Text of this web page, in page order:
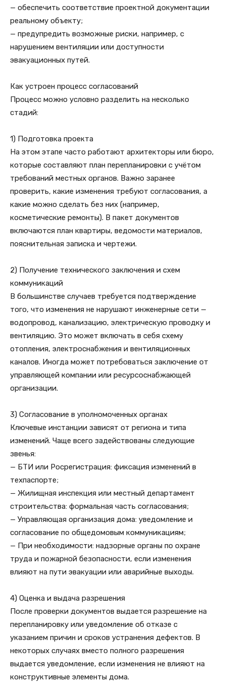
— обеспечить соответствие проектной документации
реальному объекту;
— предупредить возможные риски, например, с
нарушением вентиляции или доступности
эвакуационных путей.
Как устроен процесс согласований
Процесс можно условно разделить на несколько
стадий:
1) Подготовка проекта
На этом этапе часто работают архитекторы или бюро,
которые составляют план перепланировки с учётом
требований местных органов. Важно заранее
проверить, какие изменения требуют согласования, а
какие можно сделать без них (например,
косметические ремонты). В пакет документов
включаются план квартиры, ведомости материалов,
пояснительная записка и чертежи.
2) Получение технического заключения и схем
коммуникаций
В большинстве случаев требуется подтверждение
того, что изменения не нарушают инженерные сети —
водопровод, канализацию, электрическую проводку и
вентиляцию. Это может включать в себя схему
отопления, электроснабжения и вентиляционных
каналов. Иногда может потребоваться заключение от
управляющей компании или ресурсоснабжающей
организации.
3) Согласование в уполномоченных органах
Ключевые инстанции зависят от региона и типа
изменений. Чаще всего задействованы следующие
звенья:
— БТИ или Росрегистрация: фиксация изменений в
техпаспорте;
— Жилищная инспекция или местный департамент
строительства: формальная часть согласования;
— Управляющая организация дома: уведомление и
согласование по общедомовым коммуникациям;
— При необходимости: надзорные органы по охране
труда и пожарной безопасности, если изменения
влияют на пути эвакуации или аварийные выходы.
4) Оценка и выдача разрешения
После проверки документов выдается разрешение на
перепланировку или уведомление об отказе с
указанием причин и сроков устранения дефектов. В
некоторых случаях вместо полного разрешения
выдается уведомление, если изменения не влияют на
конструктивные элементы дома.